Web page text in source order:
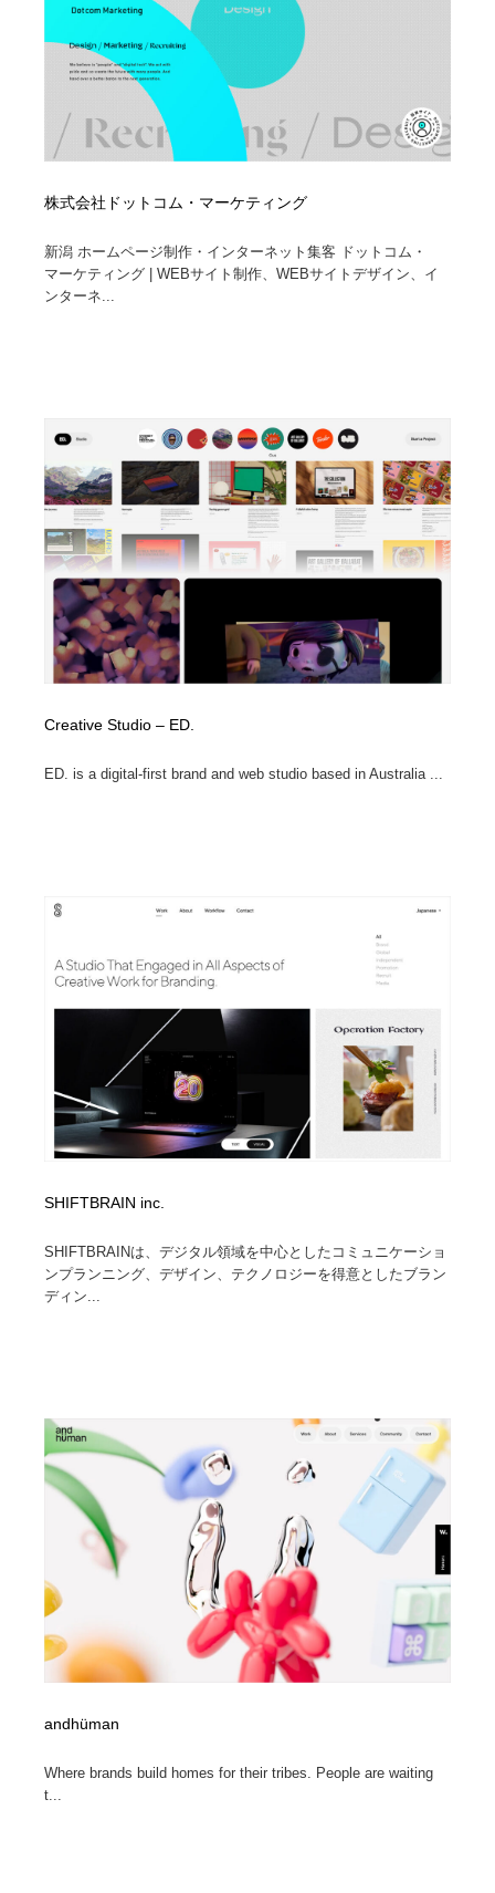
株式会社ドットコム・マーケティング
新潟 ホームページ制作・インターネット集客 ドットコム・
マーケティング | WEBサイト制作、WEBサイトデザイン、イ
ンターネ...
Creative Studio – ED.
ED. is a digital-first brand and web studio based in Australia ...
SHIFTBRAIN inc.
SHIFTBRAINは、デジタル領域を中心としたコミュニケーショ
ンプランニング、デザイン、テクノロジーを得意としたブラン
ディン...
andhüman
Where brands build homes for their tribes. People are waiting
t...